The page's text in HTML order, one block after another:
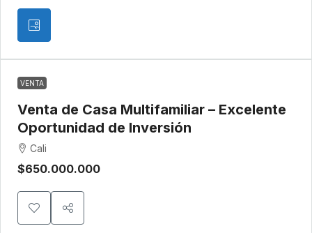
VENTA
Venta de Casa Multifamiliar – Excelente
Oportunidad de Inversión
Cali
$650.000.000